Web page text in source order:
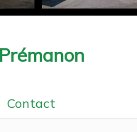
Contact